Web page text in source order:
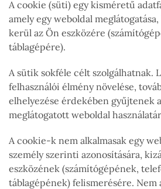
A cookie (süti) egy kisméretű
amely egy weboldal
kerül az Ön eszközére
táblagépére).
A sütik sokféle célt szolgálhatnak.
felhasználói élmény növelése,
elhelyezése érdekében gyűjtenek
meglátogatott weboldal
A cookie-k nem alkalmasak egy
személy szerinti azonosítására,
eszközének (számítógépének,
táblagépének) felismerésére. Nem